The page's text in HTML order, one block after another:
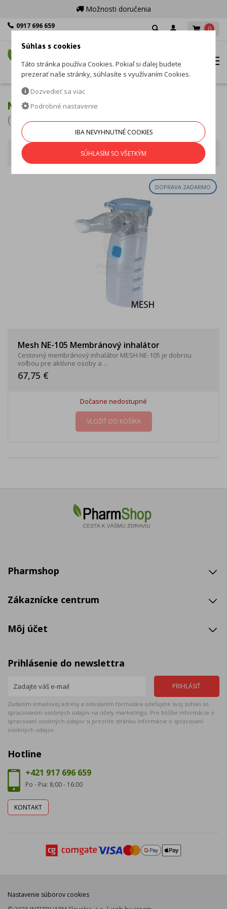
Možnosti doručenia
0917 696 659
Po - Pia: 8:00 - 16:00
0
MESH
(1 produkt)
Zoradiť podľa
DOPRAVA ZADARMO
Mesh NE-105 Membránový inhalátor
Cestovný membránový inhalátor MESH NE-105 je dobrou
voľbou pre aktívne osoby a ...
67,75 €
Dočasne nedostupné
VLOŽIŤ DO KOŠÍKA
Pharmshop
Zákaznícke centrum
Môj účet
Prihlásenie do newslettra
Zadaním emailovej adresy a odoslaním formulára udeľujete svoj súhlas so
spracovaním osobných údajov na účely marketingu. Pre bližšie informácie o
spracovaní osobných údajov si prezrite stránku Informácie o spracovaní
osobných údajov.
Hotline
+421 917 696 659
Po - Pia: 8:00 - 16:00
KONTAKT
Nastavenie súborov cookies
Súhlas s cookies
Táto stránka používa Cookies. Pokiaľ si ďalej budete
prezerať naše stránky, súhlasíte s využívaním Cookies.
Dozvedieť sa viac
Podrobné nastavenie
IBA NEVYHNUTNÉ COOKIES
SÚHLASÍM SO VŠETKÝM